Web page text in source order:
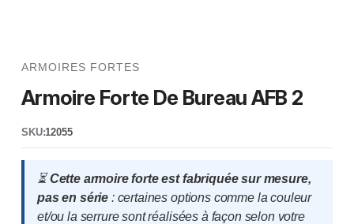
ARMOIRES FORTES
Armoire Forte De Bureau AFB 2
SKU:12055
⏳Cette armoire forte est fabriquée sur mesure,
pas en série : certaines options comme la couleur
et/ou la serrure sont réalisées à façon selon votre